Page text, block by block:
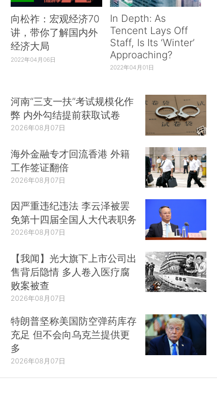
向松祚：宏观经济70
讲，带你了解国内外
经济大局
2022年04月06日
In Depth: As
Tencent Lays Off
Staff, Is Its ‘Winter’
Approaching?
2022年04月01日
河南“三支一扶”考试规模化作
弊 内外勾结提前获取试卷
2026年08月07日
海外金融专才回流香港 外籍
工作签证翻倍
2026年08月07日
因严重违纪违法 李云泽被罢
免第十四届全国人大代表职务
2026年08月07日
【我闻】光大旗下上市公司出
售背后隐情 多人卷入医疗腐
败案被查
2026年08月07日
特朗普坚称美国防空弹药库存
充足 但不会向乌克兰提供更
多
2026年08月07日